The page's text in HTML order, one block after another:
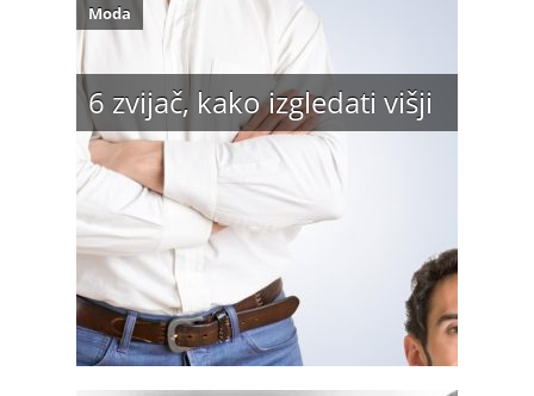
6 zvijač, kako izgledati višji
Moda